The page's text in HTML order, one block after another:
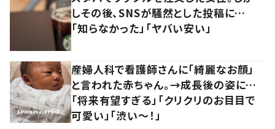
しその後、SNSが騒然とした投稿に…
「知らなかった」「ヤバい安い」
産婦人科で看護師さんに「綺麗なお顔」
と言われた赤ちゃん。→成長後の姿に…
「将来有望すぎる」「クリクリのお目目で
可愛い」「渋い～！」